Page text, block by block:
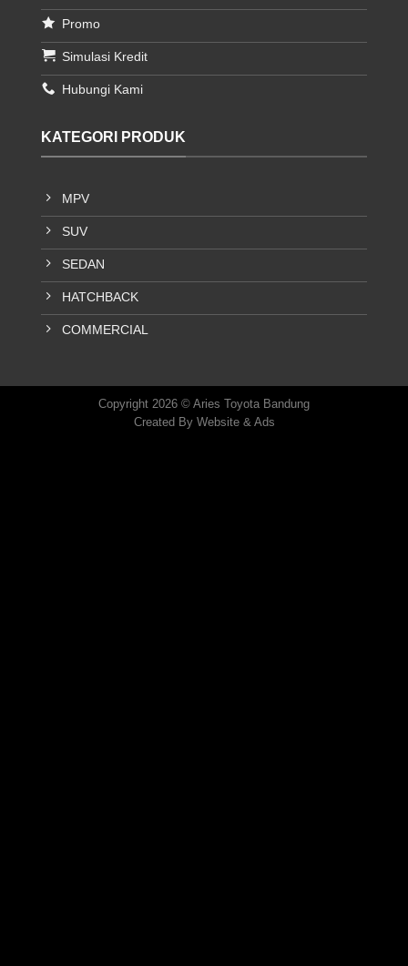
Promo
Simulasi Kredit
Hubungi Kami
KATEGORI PRODUK
MPV
SUV
SEDAN
HATCHBACK
COMMERCIAL
Copyright 2026 © Aries Toyota Bandung
Created By Website & Ads